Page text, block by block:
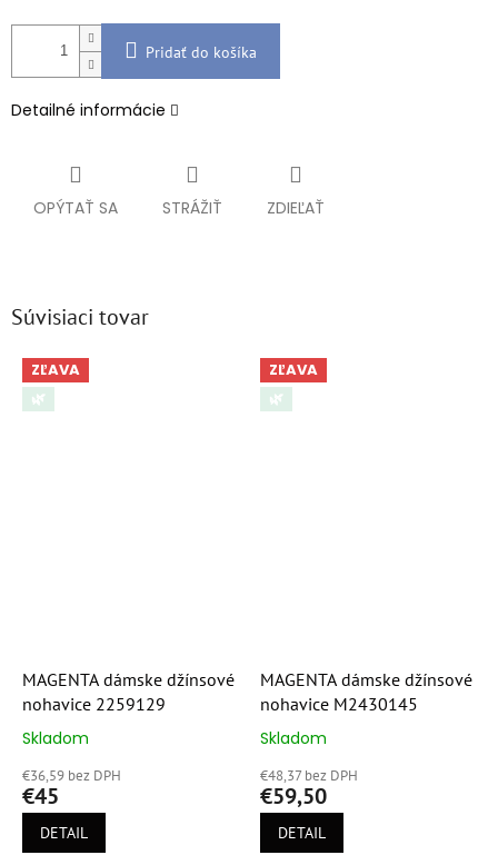
Pridať do košíka
Detailné informácie
OPÝTAŤ SA STRÁŽIŤ ZDIEĽAŤ
Súvisiaci tovar
ZĽAVA
🌿
MAGENTA dámske džínsové
nohavice 2259129
Priemerné
produktu
je
5,0
Skladom
€36,59 bez DPH
€45
DETAIL
ZĽAVA
🌿
MAGENTA dámske džínsové
nohavice M2430145
Priemerné
produktu
je
5,0
Skladom
€48,37 bez DPH
€59,50
DETAIL